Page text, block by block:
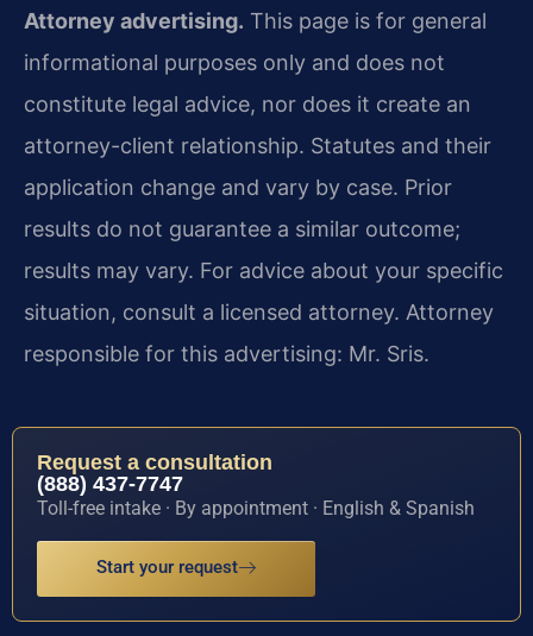
Attorney advertising. This page is for general
informational purposes only and does not
constitute legal advice, nor does it create an
attorney-client relationship. Statutes and their
application change and vary by case. Prior
results do not guarantee a similar outcome;
results may vary. For advice about your specific
situation, consult a licensed attorney. Attorney
responsible for this advertising: Mr. Sris.
Request a consultation
(888) 437-7747
Toll-free intake · By appointment · English & Spanish
Start your request